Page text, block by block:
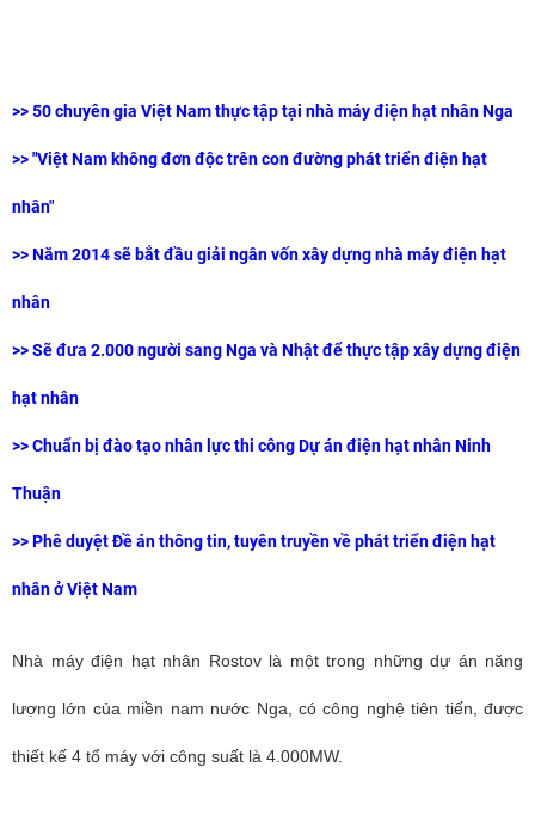
>>50 chuyên gia Việt Nam thực tập tại nhà máy điện hạt nhân Nga
>>"Việt Nam không đơn độc trên con đường phát triển điện hạt
nhân"
>>Năm 2014 sẽ bắt đầu giải ngân vốn xây dựng nhà máy điện hạt
nhân
>>Sẽ đưa 2.000 người sang Nga và Nhật để thực tập xây dựng điện
hạt nhân
>>Chuẩn bị đào tạo nhân lực thi công Dự án điện hạt nhân Ninh
Thuận
>>Phê duyệt Đề án thông tin, tuyên truyền về phát triển điện hạt
nhân ở Việt Nam
Nhà máy điện hạt nhân Rostov là một trong những dự án năng
lượng lớn của miền nam nước Nga, có công nghệ tiên tiến, được
thiết kế 4 tổ máy với công suất là 4.000MW.